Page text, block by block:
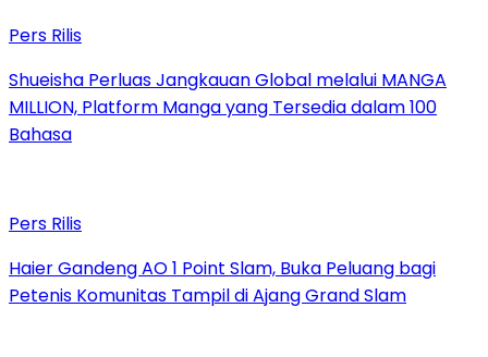
Pers Rilis
Shueisha Perluas Jangkauan Global melalui MANGA
MILLION, Platform Manga yang Tersedia dalam 100
Bahasa
Pers Rilis
Haier Gandeng AO 1 Point Slam, Buka Peluang bagi
Petenis Komunitas Tampil di Ajang Grand Slam